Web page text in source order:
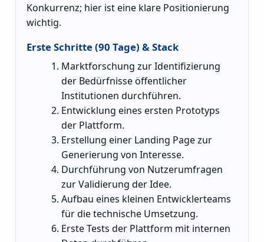
Konkurrenz; hier ist eine klare Positionierung
wichtig.
Erste Schritte (90 Tage) & Stack
Marktforschung zur Identifizierung
der Bedürfnisse öffentlicher
Institutionen durchführen.
Entwicklung eines ersten Prototyps
der Plattform.
Erstellung einer Landing Page zur
Generierung von Interesse.
Durchführung von Nutzerumfragen
zur Validierung der Idee.
Aufbau eines kleinen Entwicklerteams
für die technische Umsetzung.
Erste Tests der Plattform mit internen